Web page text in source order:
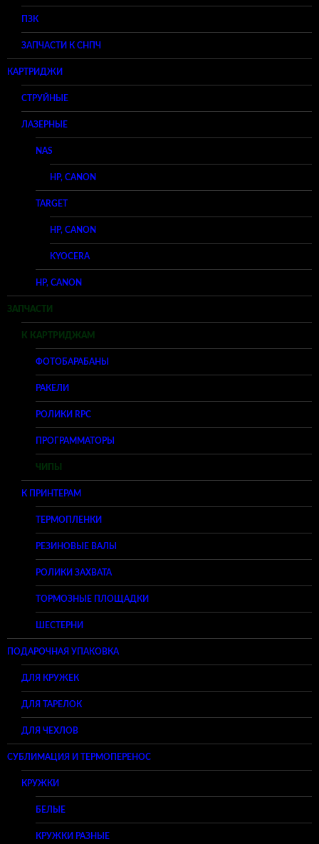
ПЗК
ЗАПЧАСТИ К СНПЧ
КАРТРИДЖИ
СТРУЙНЫЕ
ЛАЗЕРНЫЕ
NAS
HP, CANON
TARGET
HP, CANON
KYOCERA
HP, CANON
ЗАПЧАСТИ
К КАРТРИДЖАМ
ФОТОБАРАБАНЫ
РАКЕЛИ
РОЛИКИ RPC
ПРОГРАММАТОРЫ
ЧИПЫ
К ПРИНТЕРАМ
ТЕРМОПЛЕНКИ
РЕЗИНОВЫЕ ВАЛЫ
РОЛИКИ ЗАХВАТА
ТОРМОЗНЫЕ ПЛОЩАДКИ
ШЕСТЕРНИ
ПОДАРОЧНАЯ УПАКОВКА
ДЛЯ КРУЖЕК
ДЛЯ ТАРЕЛОК
ДЛЯ ЧЕХЛОВ
СУБЛИМАЦИЯ И ТЕРМОПЕРЕНОС
КРУЖКИ
БЕЛЫЕ
КРУЖКИ РАЗНЫЕ